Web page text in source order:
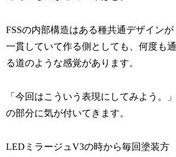
FSSの内部構造はある種共通デザインが
一貫していて作る側としても、何度も通
る道のような感覚があります。
「今回はこういう表現にしてみよう。」
の部分に気が付いてきます。
LEDミラージュV3の時から毎回塗装方